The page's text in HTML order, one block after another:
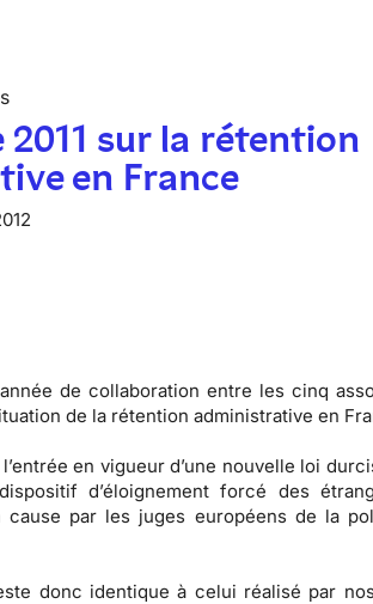
sur la rétention
en France
de collaboration entre les cinq
de la rétention administrative en
l’entrée en vigueur d’une nouvelle loi
d’éloignement forcé des
cause par les juges européens de la
donc identique à celui réalisé par